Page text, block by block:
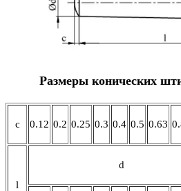
Размеры конических
c 0.12 0.2 0.25 0.3 0.4 0.5 0.63
l
d